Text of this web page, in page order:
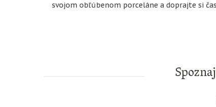
svojom obľúbenom porceláne a doprajte si